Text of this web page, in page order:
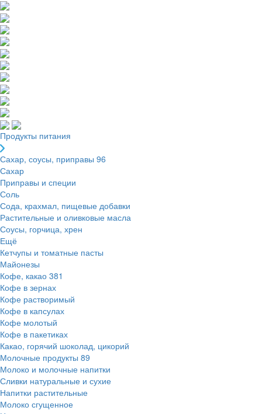
Продукты питания
Сахар, соусы, приправы 96
Сахар
Приправы и специи
Соль
Сода, крахмал, пищевые добавки
Растительные и оливковые масла
Соусы, горчица, хрен
Ещё
Кетчупы и томатные пасты
Майонезы
Кофе, какао 381
Кофе в зернах
Кофе растворимый
Кофе в капсулах
Кофе молотый
Кофе в пакетиках
Какао, горячий шоколад, цикорий
Молочные продукты 89
Молоко и молочные напитки
Сливки натуральные и сухие
Напитки растительные
Молоко сгущенное